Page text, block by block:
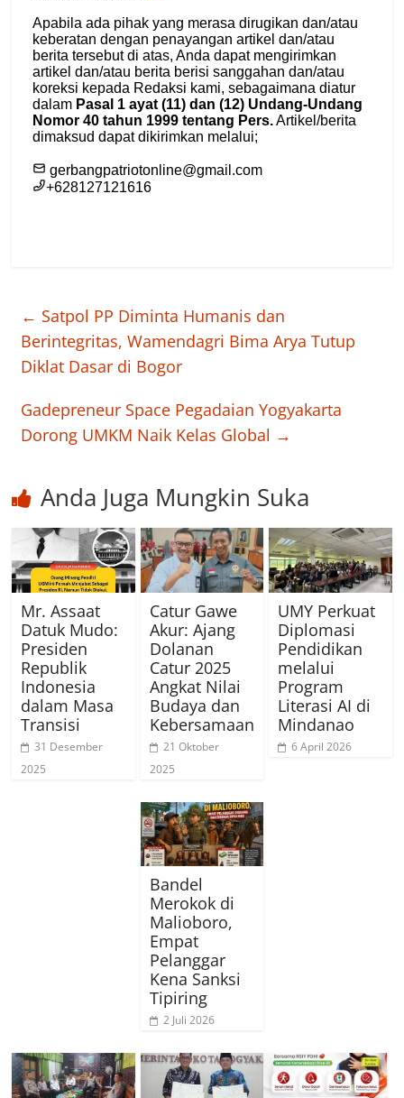
← Satpol PP Diminta Humanis dan
Berintegritas, Wamendagri Bima Arya Tutup
Diklat Dasar di Bogor
Gadepreneur Space Pegadaian Yogyakarta
Dorong UMKM Naik Kelas Global →
Anda Juga Mungkin Suka
Mr. Assaat
Datuk Mudo:
Presiden
Republik
Indonesia
dalam Masa
Transisi
31 Desember
2025
Catur Gawe
Akur: Ajang
Dolanan
Catur 2025
Angkat Nilai
Budaya dan
Kebersamaan
21 Oktober
2025
UMY Perkuat
Diplomasi
Pendidikan
melalui
Program
Literasi AI di
Mindanao
6 April 2026
Bandel
Merokok di
Malioboro,
Empat
Pelanggar
Kena Sanksi
Tipiring
2 Juli 2026